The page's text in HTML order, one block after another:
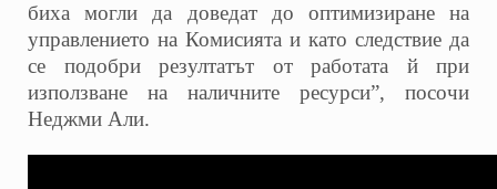
биха могли да доведат до оптимизиране на
управлението на Комисията и като следствие да
се подобри резултатът от работата й при
използване на наличните ресурси”, посочи
Неджми Али.